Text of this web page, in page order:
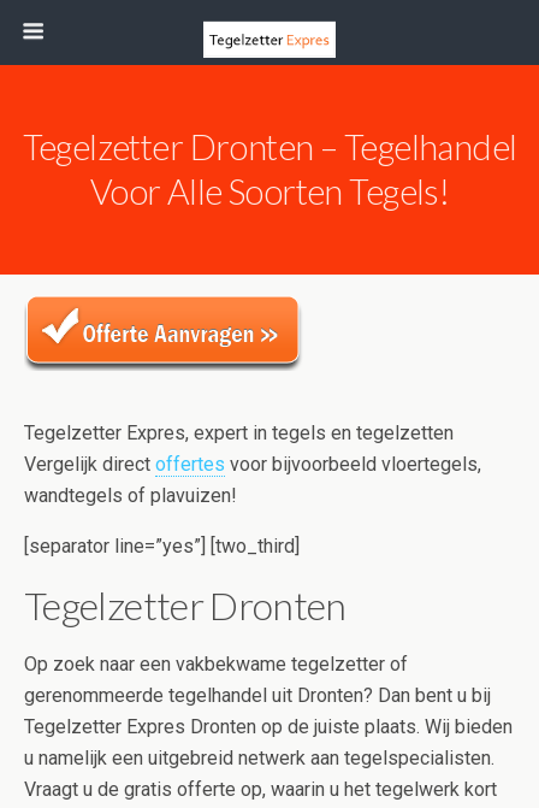
Tegelzetter Dronten – Tegelhandel
Voor Alle Soorten Tegels!
Tegelzetter Expres, expert in tegels en tegelzetten
Vergelijk direct offertes voor bijvoorbeeld vloertegels,
wandtegels of plavuizen!
[separator line=”yes”] [two_third]
Tegelzetter Dronten
Op zoek naar een vakbekwame tegelzetter of
gerenommeerde tegelhandel uit Dronten? Dan bent u bij
Tegelzetter Expres Dronten op de juiste plaats. Wij bieden
u namelijk een uitgebreid netwerk aan tegelspecialisten.
Vraagt u de gratis offerte op, waarin u het tegelwerk kort